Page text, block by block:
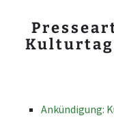
Ankündigung: